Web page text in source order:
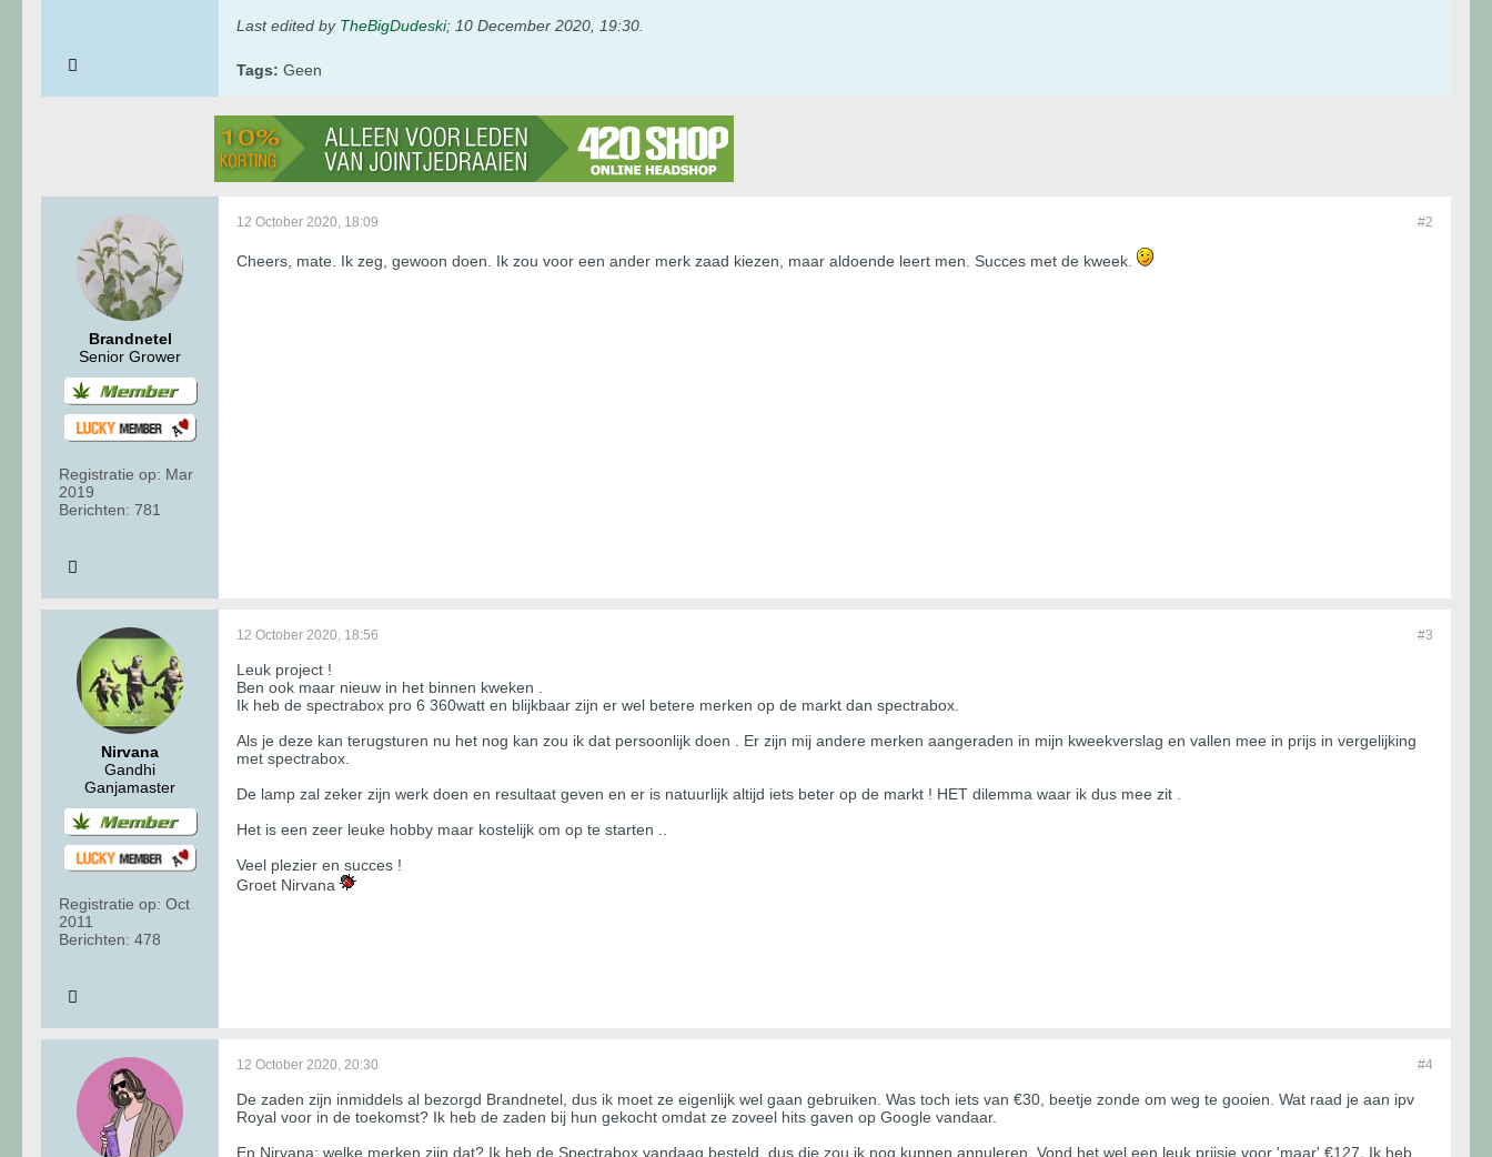
Last edited by TheBigDudeski; 10 December 2020, 19:30
Tags: Geen
Brandnetel
Senior Grower
Registratie op: Mar
2019
Berichten: 781
#2
12 October 2020, 18:09
Cheers, mate. Ik zeg, gewoon doen. Ik zou voor een ander merk zaad kiezen, maar aldoende leert men. Succes met de kweek.
Nirvana
Gandhi
Ganjamaster
Registratie op: Oct
2011
Berichten: 478
#3
12 October 2020, 18:56
Leuk project !
Ben ook maar nieuw in het binnen kweken .
Ik heb de spectrabox pro 6 360watt en blijkbaar zijn er wel betere merken op de markt dan spectrabox.
Als je deze kan terugsturen nu het nog kan zou ik dat persoonlijk doen . Er zijn mij andere merken aangeraden in mijn kweekverslag en vallen mee in prijs in vergelijking
met spectrabox.
De lamp zal zeker zijn werk doen en resultaat geven en er is natuurlijk altijd iets beter op de markt ! HET dilemma waar ik dus mee zit .
Het is een zeer leuke hobby maar kostelijk om op te starten ..
Veel plezier en succes !
Groet Nirvana
#4
12 October 2020, 20:30
De zaden zijn inmiddels al bezorgd Brandnetel, dus ik moet ze eigenlijk wel gaan gebruiken. Was toch iets van €30, beetje zonde om weg te gooien. Wat raad je aan ipv
Royal voor in de toekomst? Ik heb de zaden bij hun gekocht omdat ze zoveel hits gaven op Google vandaar.
En Nirvana; welke merken zijn dat? Ik heb de Spectrabox vandaag besteld, dus die zou ik nog kunnen annuleren. Vond het wel een leuk prijsje voor 'maar' €127. Ik heb